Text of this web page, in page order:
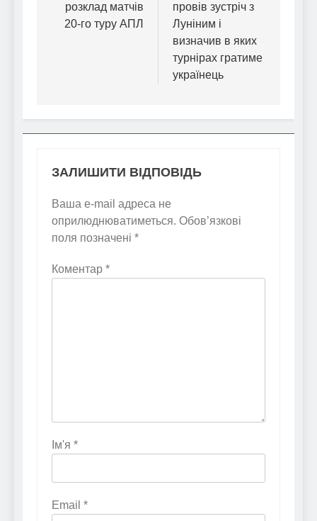
розклад матчів
20-го туру АПЛ
провів зустріч з
Луніним і
визначив в яких
турнірах гратиме
українець
ЗАЛИШИТИ ВІДПОВІДЬ
Ваша e-mail адреса не
оприлюднюватиметься. Обов’язкові
поля позначені *
Коментар *
Ім'я *
Email *